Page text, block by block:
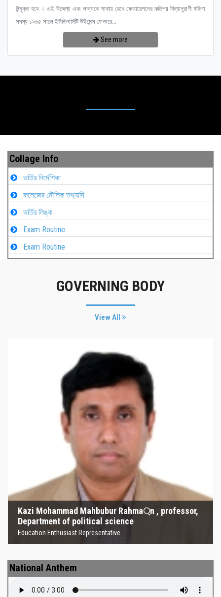
উন্মুক্ত হবে । এই উদ্দেশ্য এবং লক্ষ্যকে মাথায় রেখে ফেডারেশনের কতিপয় বিদ্যানুরাগী মহিলা
সদস্য ১৯৬৫ সালে ইউনিভার্সিটি উইমেন্স ফেডারে...
See more
Collage Info
ভর্তির নির্দেশিকা
কলেজের মৌলিক তথ্যাদি
ভর্তির লিঙ্ক
Exam Routine
Exam Routine
GOVERNING BODY
View All
Kazi Mohammad Mahbubur Rahma্‌n , professor,
Department of political science
Education Enthusiast Representative
Kazi Mohammad Mahbubur
Rahma্‌n , professor, Department
of political science
Education Enthusiast Representative
National Anthem